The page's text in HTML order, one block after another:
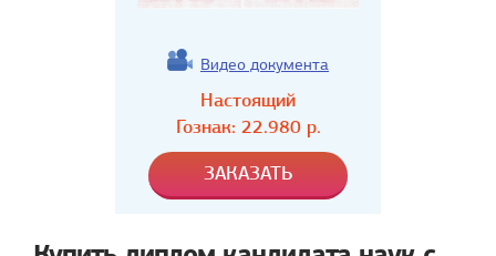
Видео документа
Настоящий
Гознак: 22.980р.